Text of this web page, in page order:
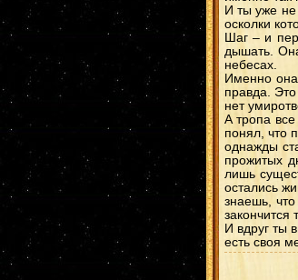
И ты уже не
осколки
Шаг – и
дышать.
небесах.
Именно
правда.
нет
А тропа
понял, что
однажды
прожитых
лишь
остались
знаешь,
И вдруг ты
есть своя